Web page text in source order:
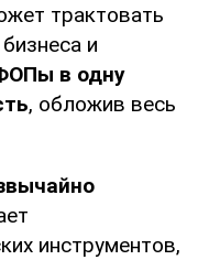
трактовать
и
в одну
, обложив весь
инструментов,